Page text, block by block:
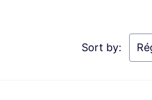
Sort by: